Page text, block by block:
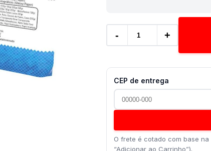
- +
CEP de entrega
O frete é cotado com base na
“Adicionar ao Carrinho”).